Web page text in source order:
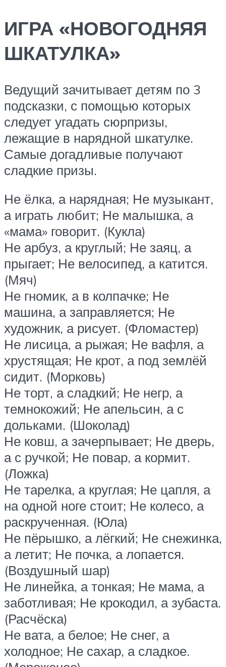
ИГРА «НОВОГОДНЯЯ
ШКАТУЛКА»
Ведущий зачитывает детям по 3
подсказки, с помощью которых
следует угадать сюрпризы,
лежащие в нарядной шкатулке.
Самые догадливые получают
сладкие призы.
Не ёлка, а нарядная; Не музыкант,
а играть любит; Не малышка, а
«мама» говорит. (Кукла)
Не арбуз, а круглый; Не заяц, а
прыгает; Не велосипед, а катится.
(Мяч)
Не гномик, а в колпачке; Не
машина, а заправляется; Не
художник, а рисует. (Фломастер)
Не лисица, а рыжая; Не вафля, а
хрустящая; Не крот, а под землёй
сидит. (Морковь)
Не торт, а сладкий; Не негр, а
темнокожий; Не апельсин, а с
дольками. (Шоколад)
Не ковш, а зачерпывает; Не дверь,
а с ручкой; Не повар, а кормит.
(Ложка)
Не тарелка, а круглая; Не цапля, а
на одной ноге стоит; Не колесо, а
раскрученная. (Юла)
Не пёрышко, а лёгкий; Не снежинка,
а летит; Не почка, а лопается.
(Воздушный шар)
Не линейка, а тонкая; Не мама, а
заботливая; Не крокодил, а зубаста.
(Расчёска)
Не вата, а белое; Не снег, а
холодное; Не сахар, а сладкое.